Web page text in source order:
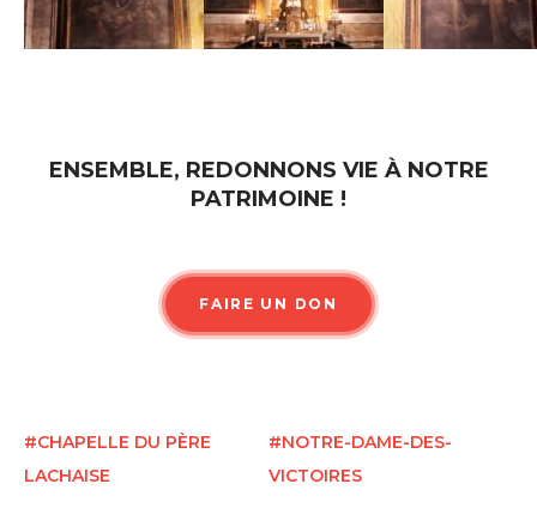
ENSEMBLE, REDONNONS VIE À NOTRE
PATRIMOINE !
FAIRE UN DON
#CHAPELLE DU PÈRE
LACHAISE
#NOTRE-DAME-DES-
VICTOIRES